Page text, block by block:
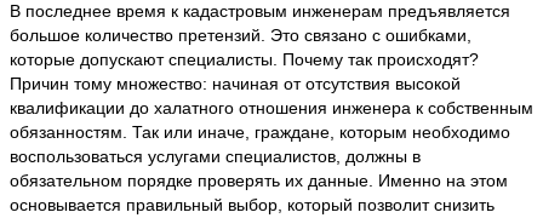
В последнее время к кадастровым инженерам предъявляется
большое количество претензий. Это связано с ошибками,
которые допускают специалисты. Почему так происходят?
Причин тому множество: начиная от отсутствия высокой
квалификации до халатного отношения инженера к собственным
обязанностям. Так или иначе, граждане, которым необходимо
воспользоваться услугами специалистов, должны в
обязательном порядке проверять их данные. Именно на этом
основывается правильный выбор, который позволит снизить